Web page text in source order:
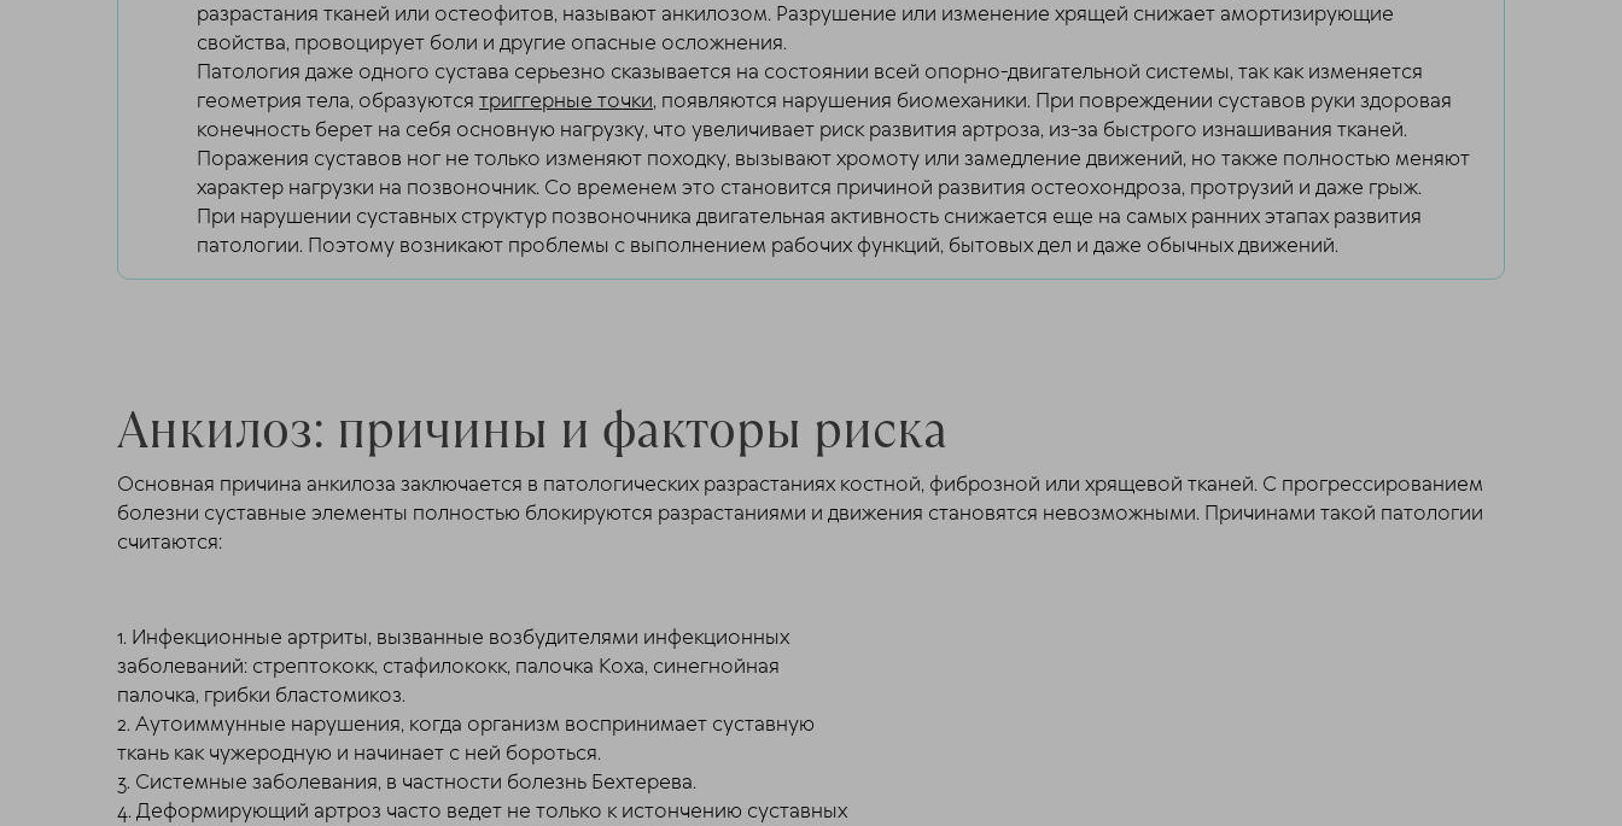
разрастания тканей или остеофитов, называют анкилозом. Разрушение или изменение хрящей снижает амортизирующие
свойства, провоцирует боли и другие опасные осложнения.
Патология даже одного сустава серьезно сказывается на состоянии всей опорно-двигательной системы, так как изменяется
геометрия тела, образуются триггерные точки, появляются нарушения биомеханики. При повреждении суставов руки здоровая
конечность берет на себя основную нагрузку, что увеличивает риск развития артроза, из-за быстрого изнашивания тканей.
Поражения суставов ног не только изменяют походку, вызывают хромоту или замедление движений, но также полностью меняют
характер нагрузки на позвоночник. Со временем это становится причиной развития остеохондроза, протрузий и даже грыж.
При нарушении суставных структур позвоночника двигательная активность снижается еще на самых ранних этапах развития
патологии. Поэтому возникают проблемы с выполнением рабочих функций, бытовых дел и даже обычных движений.
Анкилоз: причины и факторы риска
Основная причина анкилоза заключается в патологических разрастаниях костной, фиброзной или хрящевой тканей. С прогрессированием
болезни суставные элементы полностью блокируются разрастаниями и движения становятся невозможными. Причинами такой патологии
считаются:
1. Инфекционные артриты, вызванные возбудителями инфекционных
заболеваний: стрептококк, стафилококк, палочка Коха, синегнойная
палочка, грибки бластомикоз.
2. Аутоиммунные нарушения, когда организм воспринимает суставную
ткань как чужеродную и начинает с ней бороться.
3. Системные заболевания, в частности болезнь Бехтерева.
4. Деформирующий артроз часто ведет не только к истончению суставных